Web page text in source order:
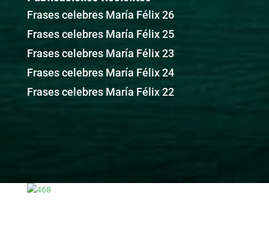
Frases celebres María Félix 26
Frases celebres María Félix 25
Frases celebres María Félix 23
Frases celebres María Félix 24
Frases celebres María Félix 22